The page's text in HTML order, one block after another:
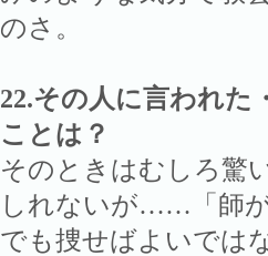
のさ。
22.その人に言われた
ことは？
そのときはむしろ驚
しれないが……「師
でも捜せばよいでは